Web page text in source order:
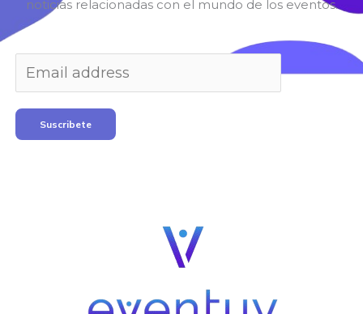
noticias relacionadas con el mundo de los eventos.
Suscribete